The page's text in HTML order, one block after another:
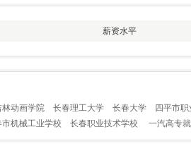
薪资水平
林动画学院 长春理工大学 长春大学
四平市
市机械工业学校 长春职业技术学校 一汽高专